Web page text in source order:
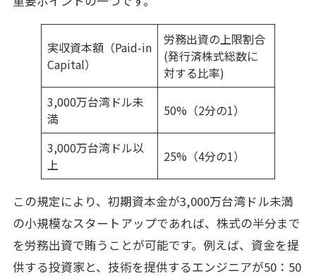
実収資本額（Paid-in
Capital）
労務出資の上限割合
(発行済株式総数に
対する比率)
3,000万台湾ドル未
満
50%（2分の1）
3,000万台湾ドル以
上
25%（4分の1）
この規定により、初期資本金が3,000万台湾ドル未満
の小規模なスタートアップであれば、株式の半分まで
を労務出資で賄うことが可能です。例えば、資金を提
供する投資家と、技術を提供するエンジニアが50：50